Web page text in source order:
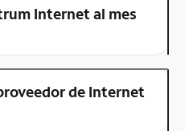
Internet al mes
de Internet